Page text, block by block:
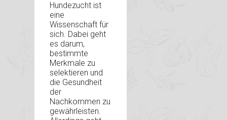
Hundezucht ist
eine
Wissenschaft für
sich. Dabei geht
es darum,
bestimmte
Merkmale zu
selektieren und
die Gesundheit
der
Nachkommen zu
gewährleisten.